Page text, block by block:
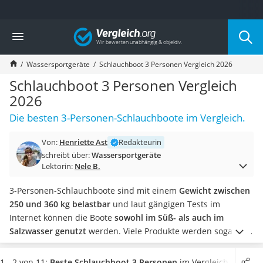
Die beliebtesten Vergleiche nach Kategorie
Freizeit & Sport
Gartentrampolin
Trampolin
Metalldetektor
Eufab-Fahrradträger
Trampolin 366 cm
Fahrradschloss
Futterboot
Air Bike
Trekkingschuhe Herren
Reisetasche mit Rollen
Klimmzugstation
Koffer
Nachtsichtgerät
Vergleich
Wassersportgeräte Schlauchboot 3 Personen Vergleich 2026
Schlauchboot 3 Personen Vergleich
2026
Die besten 3-Personen-Schlauchboote im Vergleich.
Von: Henriette Ast
Redakteurin
schreibt über:Wassersportgeräte
Lektorin: Nele B.
3-Personen-Schlauchboote sind mit einem Gewicht zwischen
250 und 360 kg belastbar und laut gängigen Tests im
Internet können die Boote sowohl im Süß- als auch im
Salzwasser genutzt werden. Viele Produkte werden sogar mit
aufblasbaren Sitzkissen geliefert, sodass ein angenehmes
Sitzgefühl ermöglicht wird. Wählen Sie jetzt ein